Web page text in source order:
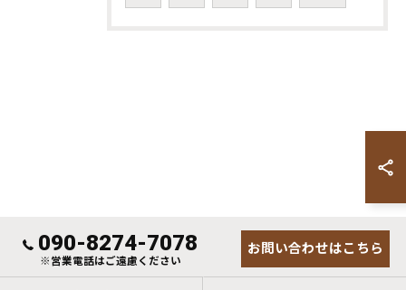
090-8274-7078
※営業電話はご遠慮ください
お問い合わせはこちら